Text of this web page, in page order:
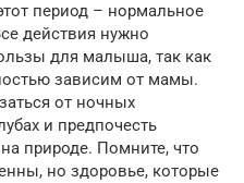
период – нормальное
действия нужно
для малыша, так как
зависим от мамы.
от ночных
и предпочесть
природе. Помните, что
но здоровье, которые